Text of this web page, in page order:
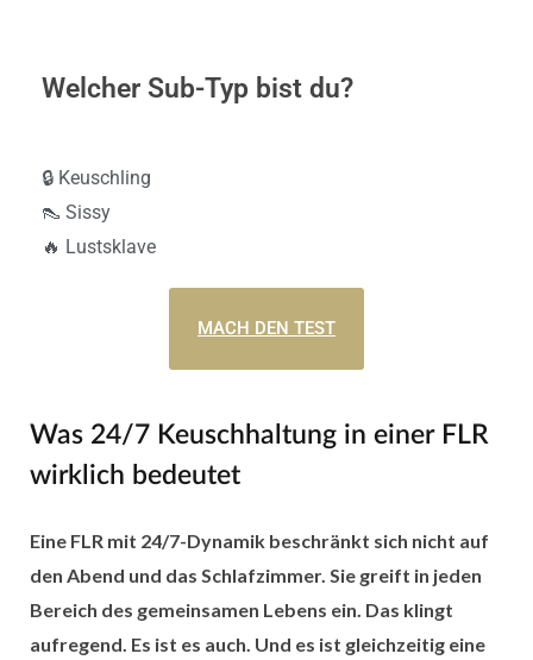
Welcher Sub-Typ bist du?
🔒 Keuschling
👠 Sissy
🔥 Lustsklave
MACH DEN TEST
Was 24/7 Keuschhaltung in einer FLR
wirklich bedeutet
Eine FLR mit 24/7-Dynamik beschränkt sich nicht auf
den Abend und das Schlafzimmer. Sie greift in jeden
Bereich des gemeinsamen Lebens ein. Das klingt
aufregend. Es ist es auch. Und es ist gleichzeitig eine